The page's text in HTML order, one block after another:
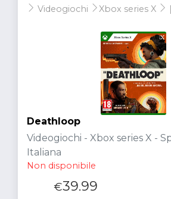
Videogiochi Xbox series X
Deathloop
Videogiochi - Xbox series X -
Italiana
Non disponibile
€39.99